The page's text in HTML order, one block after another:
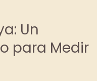
Un
para Medir